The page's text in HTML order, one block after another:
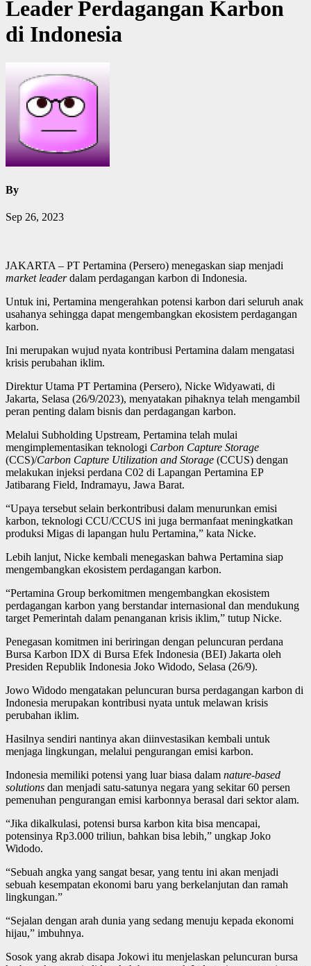
Leader Perdagangan Karbon
di Indonesia
By
Sep 26, 2023
JAKARTA – PT Pertamina (Persero) menegaskan siap menjadi
market leaderdalam perdagangan karbon di Indonesia.
Untuk ini, Pertamina mengerahkan potensi karbon dari seluruh anak
usahanya sehingga dapat mengembangkan ekosistem perdagangan
karbon.
Ini merupakan wujud nyata kontribusi Pertamina dalam mengatasi
krisis perubahan iklim.
Direktur Utama PT Pertamina (Persero), Nicke Widyawati, di
Jakarta, Selasa (26/9/2023), menyatakan pihaknya telah mengambil
peran penting dalam bisnis dan perdagangan karbon.
Melalui Subholding Upstream, Pertamina telah mulai
mengimplementasikan teknologi Carbon Capture Storage
(CCS)/Carbon Capture Utilization and Storage (CCUS) dengan
melakukan injeksi perdana C02 di Lapangan Pertamina EP
Jatibarang Field, Indramayu, Jawa Barat.
“Upaya tersebut selain berkontribusi dalam menurunkan emisi
karbon, teknologi CCU/CCUS ini juga bermanfaat meningkatkan
produksi Migas di lapangan hulu Pertamina,” kata Nicke.
Lebih lanjut, Nicke kembali menegaskan bahwa Pertamina siap
mengembangkan ekosistem perdagangan karbon.
“Pertamina Group berkomitmen mengembangkan ekosistem
perdagangan karbon yang berstandar internasional dan mendukung
target Pemerintah dalam penanganan krisis iklim,” tutup Nicke.
Penegasan komitmen ini beriringan dengan peluncuran perdana
Bursa Karbon IDX di Bursa Efek Indonesia (BEI) Jakarta oleh
Presiden Republik Indonesia Joko Widodo, Selasa (26/9).
Jowo Widodo mengatakan peluncuran bursa perdagangan karbon di
Indonesia merupakan kontribusi nyata untuk melawan krisis
perubahan iklim.
Hasilnya sendiri nantinya akan diinvestasikan kembali untuk
menjaga lingkungan, melalui pengurangan emisi karbon.
Indonesia memiliki potensi yang luar biasa dalam nature-based
solutions dan menjadi satu-satunya negara yang sekitar 60 persen
pemenuhan pengurangan emisi karbonnya berasal dari sektor alam.
“Jika dikalkulasi, potensi bursa karbon kita bisa mencapai,
potensinya Rp3.000 triliun, bahkan bisa lebih,” ungkap Joko
Widodo.
“Sebuah angka yang sangat besar, yang tentu ini akan menjadi
sebuah kesempatan ekonomi baru yang berkelanjutan dan ramah
lingkungan.”
“Sejalan dengan arah dunia yang sedang menuju kepada ekonomi
hijau,” imbuhnya.
Sosok yang akrab disapa Jokowi itu menjelaskan peluncuran bursa